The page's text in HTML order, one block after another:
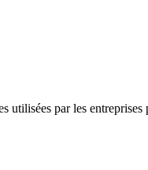
utilisées par les